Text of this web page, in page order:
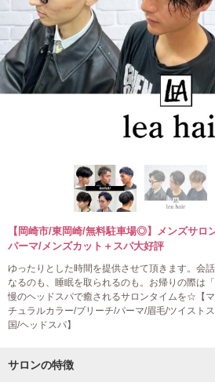
【岡崎市/東岡崎/無料駐車場◎】メンズサ
パーマ/メンズカット＋スパ大好評
ゆったりとした時間を提供させて頂きます。会
なるのも、睡眠を取られるのも。お帰りの際は
慢のヘッドスパで癒されるサロンタイムを☆【
チュラルカラー/ブリーチ/パーマ/眉毛/ツイスト
国/ヘッドスパ】
サロンの特徴